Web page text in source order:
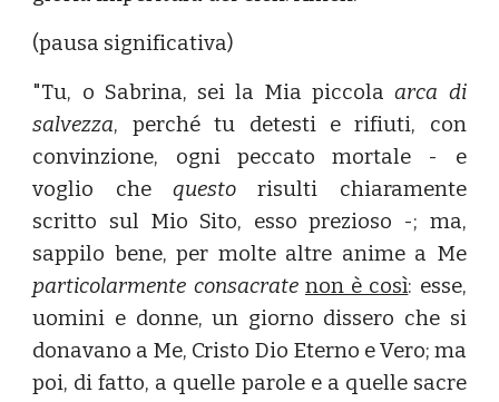
(pausa significativa)
"Tu, o Sabrina, sei la Mia piccolaarca di
salvezza, perché tu detesti e rifiuti, con
convinzione, ogni peccato mortale - e
voglio che questo risulti chiaramente
scritto sul Mio Sito, esso prezioso -; ma,
sappilo bene, per molte altre anime a Me
particolarmente consacrate non è così: esse,
uomini e donne, un giorno dissero che si
donavano a Me, Cristo Dio Eterno e Vero; ma
poi, di fatto, a quelle parole e a quelle sacre